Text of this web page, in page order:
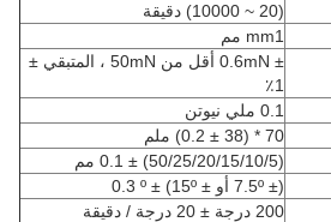
(20 ~ 10000) دقيقة
mm1 مم
± 0.6mN أقل من 50mN ، المتبقي ±
1٪
0.1 ملي نيوتن
70 * (38 ± 0.2) ملم
(50/25/20/15/10/5) ± 0.1 مم
(± 7.5º أو ± 15º) ± 0.3 º
200 درجة ± 20 درجة / دقيقة